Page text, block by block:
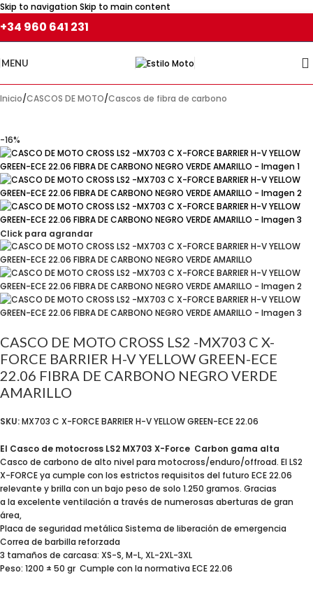
Skip to navigationSkip to main content
+34 960 641 231
MENU
Inicio/CASCOS DE MOTO/Cascos de fibra de carbono
-16%
Click para agrandar
CASCO DE MOTO CROSS LS2 -MX703 C X-
FORCE BARRIER H-V YELLOW GREEN-ECE
22.06 FIBRA DE CARBONO NEGRO VERDE
AMARILLO
SKU:MX703 C X-FORCE BARRIER H-V YELLOW GREEN-ECE 22.06
El Casco de motocross LS2 MX703 X-Force Carbon gama alta
Casco de carbono de alto nivel para motocross/enduro/offroad. El LS2
X-FORCE ya cumple con los estrictos requisitos del futuro ECE 22.06
relevante y brilla con un bajo peso de solo 1.250 gramos. Gracias
a la excelente ventilación a través de numerosas aberturas de gran
área,
Placa de seguridad metálica Sistema de liberación de emergencia
Correa de barbilla reforzada
3 tamaños de carcasa: XS-S, M-L, XL-2XL-3XL
Peso: 1200 ± 50 gr Cumple con la normativa ECE 22.06